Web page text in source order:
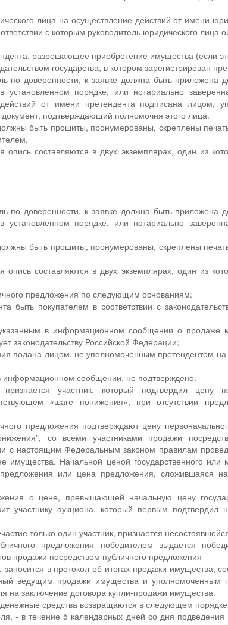
лица на осуществление действий от имени
с которым руководитель юридического лица
разрешающее приобретение имущества (если
государства, в котором зарегистрирован
по доверенности, к заявке должна быть приложена
порядке, или нотариально
от имени претендента подписана лицом,
подтверждающий полномочия этого лица.
быть прошиты, пронумерованы, скреплены
составляются в двух экземплярах, один из
по доверенности, к заявке должна быть приложена
порядке, или нотариально
быть прошиты, пронумерованы, скреплены
составляются в двух экземплярах, один из
предложения по следующим основаниям:
покупателем в соответствии с
в информационном сообщении о продаже
законодательству Российской Федерации;
подана лицом, не уполномоченным претендентом
информационном сообщении, не подтверждено.
участник, который подтвердил цену
«шаге понижения», при отсутствии
предложения подтверждают цену
со всеми участниками продажи
с настоящим Федеральным законом правилам
Начальной ценой государственного или
или цена предложения, сложившаяся
о цене, превышающей начальную цену
участнику аукциона, который первым подтвердил
только один участник, признается
предложения победителем выдается
продажи посредством публичного предложения
в протокол об итогах продажи имущества,
ведущим продажи имущества и уполномоченным
на заключение договора купли-продажи имущества.
средства возвращаются в следующем
- в течение 5 календарных дней со дня подведения